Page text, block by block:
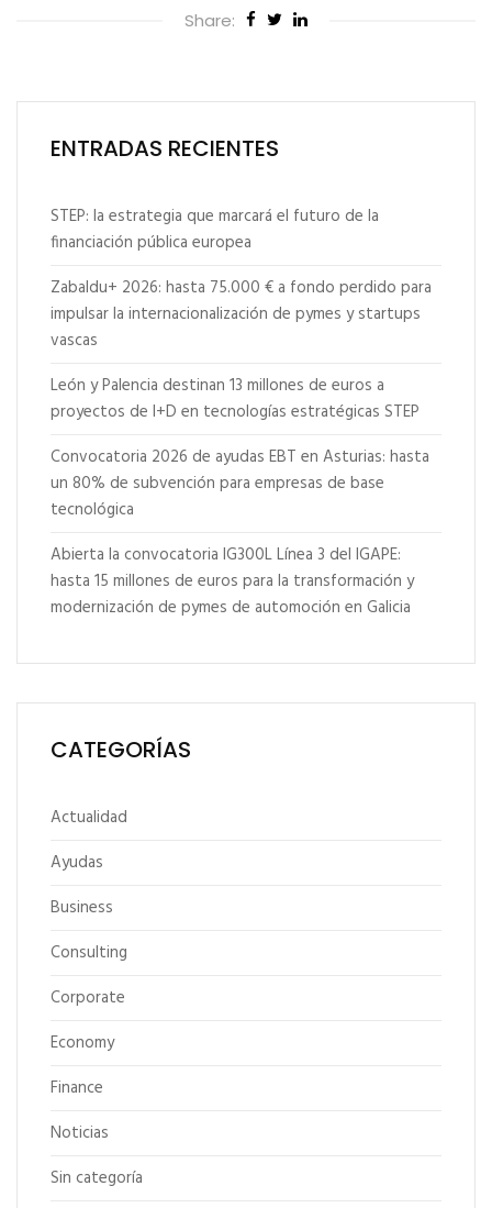
Share:
ENTRADAS RECIENTES
STEP: la estrategia que marcará el futuro de la
financiación pública europea
Zabaldu+ 2026: hasta 75.000 € a fondo perdido para
impulsar la internacionalización de pymes y startups
vascas
León y Palencia destinan 13 millones de euros a
proyectos de I+D en tecnologías estratégicas STEP
Convocatoria 2026 de ayudas EBT en Asturias: hasta
un 80% de subvención para empresas de base
tecnológica
Abierta la convocatoria IG300L Línea 3 del IGAPE:
hasta 15 millones de euros para la transformación y
modernización de pymes de automoción en Galicia
CATEGORÍAS
Actualidad
Ayudas
Business
Consulting
Corporate
Economy
Finance
Noticias
Sin categoría